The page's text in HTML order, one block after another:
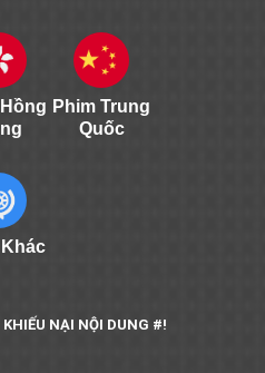
Phim Trung
Quốc
NẠI NỘI DUNG #!